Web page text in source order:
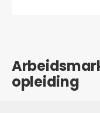
opleiding